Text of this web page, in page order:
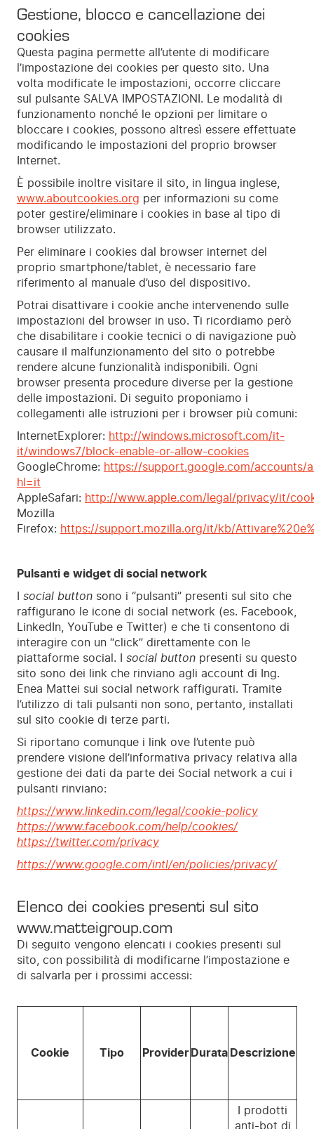
Gestione, blocco e cancellazione dei
cookies
Questa pagina permette all’utente di modificare
l’impostazione dei cookies per questo sito. Una
volta modificate le impostazioni, occorre cliccare
sul pulsante SALVA IMPOSTAZIONI. Le modalità di
funzionamento nonché le opzioni per limitare o
bloccare i cookies, possono altresì essere effettuate
modificando le impostazioni del proprio browser
Internet.
È possibile inoltre visitare il sito, in lingua inglese,
www.aboutcookies.org per informazioni su come
poter gestire/eliminare i cookies in base al tipo di
browser utilizzato.
Per eliminare i cookies dal browser internet del
proprio smartphone/tablet, è necessario fare
riferimento al manuale d’uso del dispositivo.
Potrai disattivare i cookie anche intervenendo sulle
impostazioni del browser in uso. Ti ricordiamo però
che disabilitare i cookie tecnici o di navigazione può
causare il malfunzionamento del sito o potrebbe
rendere alcune funzionalità indisponibili. Ogni
browser presenta procedure diverse per la gestione
delle impostazioni. Di seguito proponiamo i
collegamenti alle istruzioni per i browser più comuni:
InternetExplorer: http://windows.microsoft.com/it-
it/windows7/block-enable-or-allow-cookies
GoogleChrome: https://support.google.com/accounts/
hl=it
AppleSafari: http://www.apple.com/legal/privacy/it/
Mozilla
Firefox: https://support.mozilla.org/it/kb/
Pulsanti e widget di social network
social button sono i “pulsanti” presenti sul sito che
raffigurano le icone di social network (es. Facebook,
LinkedIn, YouTube e Twitter) e che ti consentono di
interagire con un “click” direttamente con le
piattaforme social. I social button presenti su questo
sito sono dei link che rinviano agli account di Ing.
Enea Mattei sui social network raffigurati. Tramite
l’utilizzo di tali pulsanti non sono, pertanto, installati
sul sito cookie di terze parti.
Si riportano comunque i link ove l’utente può
prendere visione dell’informativa privacy relativa alla
gestione dei dati da parte dei Social network a cui i
pulsanti rinviano:
https://www.linkedin.com/legal/cookie-policy
https://www.facebook.com/help/cookies/
https://twitter.com/privacy
https://www.google.com/intl/en/policies/privacy/
Elenco dei cookies presenti sul sito
www.matteigroup.com
Di seguito vengono elencati i cookies presenti sul
sito, con possibilità di modificarne l’impostazione e
di salvarla per i prossimi accessi:
Cookie Tipo Provider Durata Descrizione
I prodotti
anti-bot di